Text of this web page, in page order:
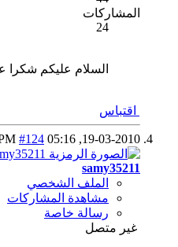
المشاركات
24
السلام عليكم شكرا
اقتباس
19-03-2010,
05:16 PM
#124
samy35211
الملف الشخصي
مشاهدة المشاركات
رسالة خاصة
غير متصل